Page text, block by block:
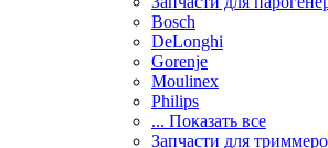
Bosch
DeLonghi
Gorenje
Moulinex
Philips
... Показать все
Запчасти для